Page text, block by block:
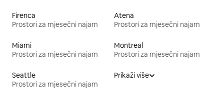
Firenca
Prostori za mjesečni najam
Atena
Prostori za mjesečni najam
Miami
Prostori za mjesečni najam
Montreal
Prostori za mjesečni najam
Seattle
Prostori za mjesečni najam
Prikaži više